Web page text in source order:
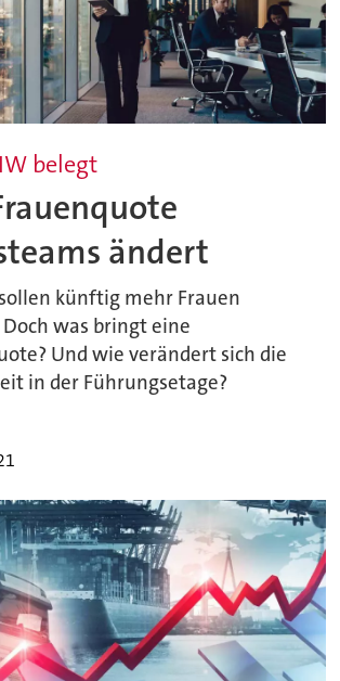
belegt
ändert
künftig mehr Frauen
was bringt eine
Und wie verändert sich die
in der Führungsetage?